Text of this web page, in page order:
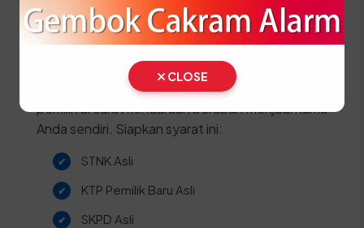
Kendaraan Bekas (BBN II)
Jika Anda baru membeli kendaraan bekas, segera
lakukan proses Balik Nama (Bea Balik Nama
Kendaraan Bermotor / BBNKB II) agar identitas
pemilik di surat kendaraan berubah menjadi nama
Anda sendiri. Siapkan syarat ini:
STNK Asli
KTP Pemilik Baru Asli
SKPD Asli
CLOSE